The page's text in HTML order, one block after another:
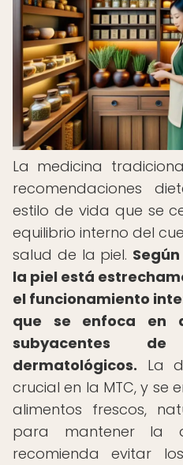
La medicina
recomendaciones
estilo de vida que se
equilibrio interno del
salud de la piel.
la piel está
el funcionamiento
que se enfoca en
subyacentes
dermatológicos. La
crucial en la MTC, y se
alimentos frescos,
para mantener la
recomienda evitar